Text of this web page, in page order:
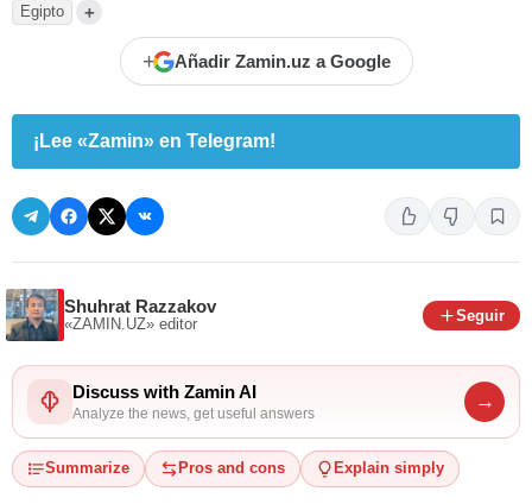
Egipto +
+ Añadir Zamin.uz a Google
¡Lee «Zamin» en Telegram!
Shuhrat Razzakov
«ZAMIN.UZ» editor
Seguir
Discuss with Zamin AI
Analyze the news, get useful answers
→
Summarize Pros and cons Explain simply